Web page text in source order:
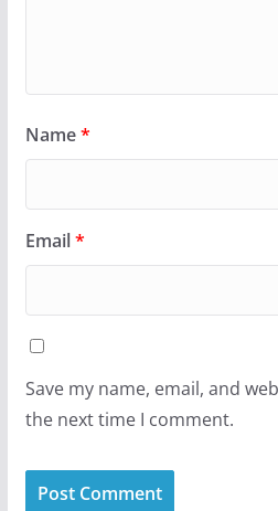
Name*
Email*
Save my name, email, and
the next time I comment.